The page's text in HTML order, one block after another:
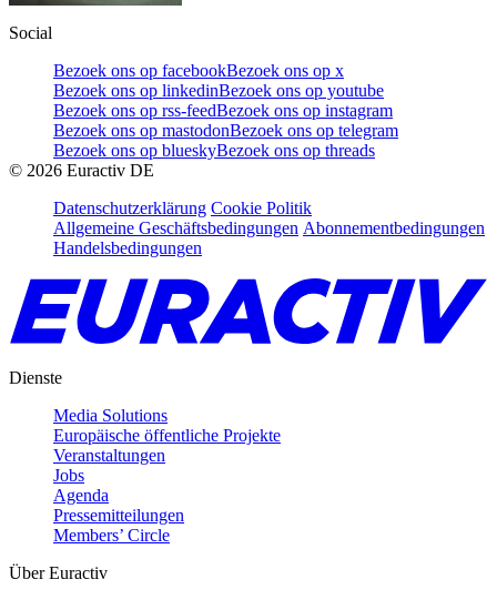
Social
Bezoek ons op facebookBezoek ons op x
Bezoek ons op linkedinBezoek ons op youtube
Bezoek ons op rss-feedBezoek ons op instagram
Bezoek ons op mastodonBezoek ons op telegram
Bezoek ons op blueskyBezoek ons op threads
© 2026 Euractiv DE
Datenschutzerklärung Cookie Politik
Allgemeine Geschäftsbedingungen Abonnementbedingungen
Handelsbedingungen
Dienste
Media Solutions
Europäische öffentliche Projekte
Veranstaltungen
Jobs
Agenda
Pressemitteilungen
Members’ Circle
Über Euractiv